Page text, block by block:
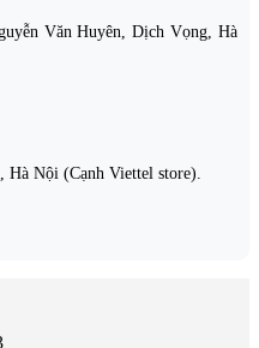
Văn Huyên, Dịch Vọng, Hà
Hà Nội (Cạnh Viettel store).
Nội.